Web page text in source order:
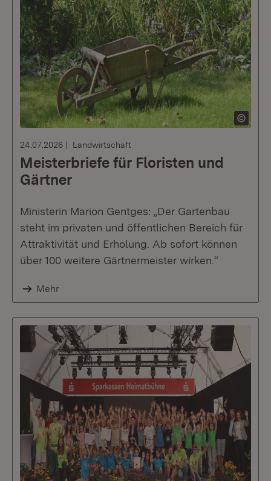
24.07.2026 Landwirtschaft
Meisterbriefe für Floristen und
Gärtner
Ministerin Marion Gentges: „Der Gartenbau
steht im privaten und öffentlichen Bereich für
Attraktivität und Erholung. Ab sofort können
über 100 weitere Gärtnermeister wirken.“
Mehr